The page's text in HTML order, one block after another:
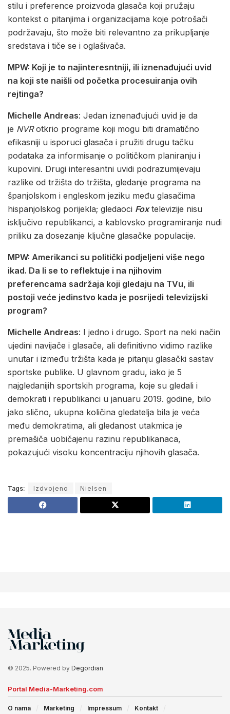
stilu i preference proizvoda glasača koji pružaju
kontekst o pitanjima i organizacijama koje potrošači
podržavaju, što može biti relevantno za prikupljanje
sredstava i tiče se i oglašivača.
MPW: Koji je to najinteresntniji, ili iznenađujući uvid
na koji ste naišli od početka procesuiranja ovih
rejtinga?
Michelle Andreas: Jedan iznenađujući uvid je da
je NVRotkrio programe koji mogu biti dramatično
efikasniji u isporuci glasača i pružiti drugu tačku
podataka za informisanje o političkom planiranju i
kupovini. Drugi interesantni uvidi podrazumijevaju
razlike od tržišta do tržišta, gledanje programa na
španjolskom i engleskom jeziku među glasačima
hispanjolskog porijekla; gledaoci Foxtelevizije nisu
isključivo republikanci, a kablovsko programiranje nudi
priliku za dosezanje ključne glasačke populacije.
MPW: Amerikanci su politički podjeljeni više nego
ikad. Da li se to reflektuje i na njihovim
preferencama sadržaja koji gledaju na TVu, ili
postoji veće jedinstvo kada je posrijedi televizijski
program?
Michelle Andreas: I jedno i drugo. Sport na neki način
ujedini navijače i glasače, ali definitivno vidimo razlike
unutar i između tržišta kada je pitanju glasački sastav
sportske publike. U glavnom gradu, iako je 5
najgledanijih sportskih programa, koje su gledali i
demokrati i republikanci u januaru 2019. godine, bilo
jako slično, ukupna količina gledatelja bila je veća
među demokratima, ali gledanost utakmica je
premašiča uobičajenu razinu republikanaca,
pokazujući visoku koncentraciju njihovih glasača.
Tags: Izdvojeno Nielsen
© 2025. Powered by Degordian
Portal Media-Marketing.com
O nama Marketing Impressum Kontakt